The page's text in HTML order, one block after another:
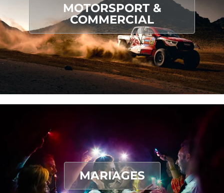
MOTORSPORT &
COMMERCIAL
MARIAGES